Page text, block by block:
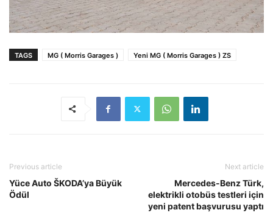
TAGS MG ( Morris Garages ) Yeni MG ( Morris Garages ) ZS
Previous article
Yüce Auto ŠKODA’ya Büyük
Ödül
Next article
Mercedes-Benz Türk,
elektrikli otobüs testleri için
yeni patent başvurusu yaptı